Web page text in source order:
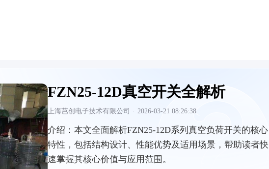
FZN25-12D真空开关全解析
上海芑创电子技术有限公司 · 2026-03-21 08:26:38
介绍： 本文全面解析FZN25-12D系列真空负荷开关的核心
特性，包括结构设计、性能优势及适用场景，帮助读者快
速掌握其核心价值与应用范围。